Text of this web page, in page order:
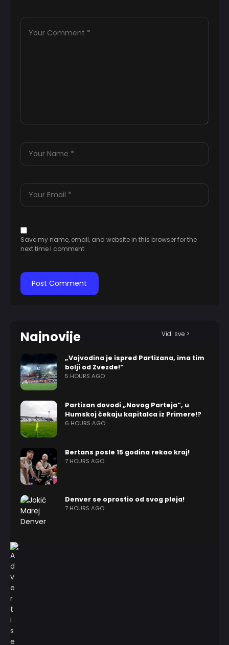
Save my name, email, and website in this browser for the
next time I comment.
Najnovije Vidi sve >
„Vojvodina je ispred Partizana, ima tim
bolji od Zvezde!“
5 HOURS AGO
Partizan dovodi „Novog Parteja“, u
Humskoj čekaju kapitalca iz Primere!?
6 HOURS AGO
Bertans posle 15 godina rekao kraj!
7 HOURS AGO
Denver se oprostio od svog pleja!
7 HOURS AGO